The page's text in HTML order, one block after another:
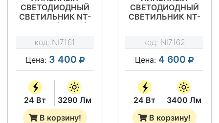
СВЕТОДИОДНЫЙ
СВЕТИЛЬНИК NT-
ТОРГ 24 (CП-34)
код: NI7161
Цена: 3 400
24 Вт
3290 Лм
В корзину!
СВЕТОДИОДНЫЙ
СВЕТИЛЬНИК NT-
(CП-34)
код: NI7162
Цена: 4 600
24 Вт
3400 Лм
В корзину!